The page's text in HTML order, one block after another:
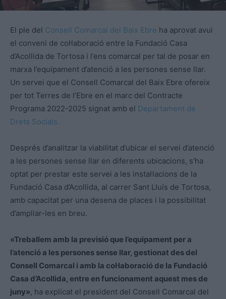
El ple del Consell Comarcal del Baix Ebre ha aprovat avui
el conveni de col·laboració entre la Fundació Casa
d’Acollida de Tortosa i l’ens comarcal per tal de posar en
marxa l’equipament d’atenció a les persones sense llar.
Un servei que el Consell Comarcal del Baix Ebre ofereix
per tot Terres de l’Ebre en el marc del Contracte
Programa 2022-2025 signat amb el Departament de
Drets Socials.
Després d’analitzar la viabilitat d’ubicar el servei d’atenció
a les persones sense llar en diferents ubicacions, s’ha
optat per prestar este servei a les instal·lacions de la
Fundació Casa d’Acollida, al carrer Sant Lluís de Tortosa,
amb capacitat per una desena de places i la possibilitat
d’ampliar-les en breu.
«Treballem amb la previsió que l’equipament per a
l’atenció a les persones sense llar, gestionat des del
Consell Comarcal i amb la col·laboració de la Fundació
Casa d’Acollida, entre en funcionament aquest mes de
juny», ha explicat el president del Consell Comarcal del